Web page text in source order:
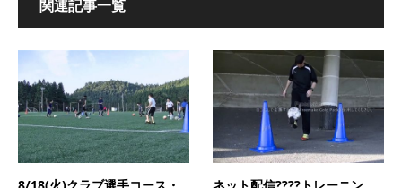
関連記事一覧